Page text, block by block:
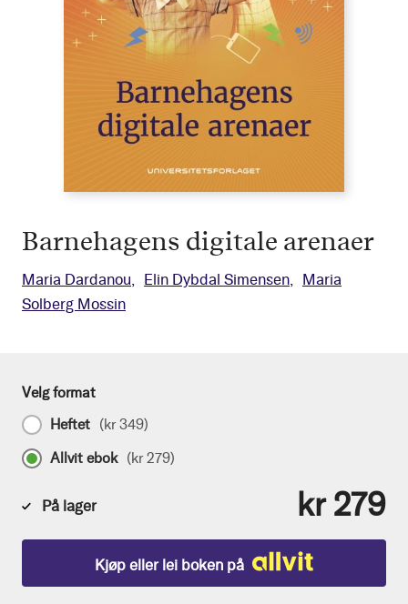
Barnehagens digitale arenaer
Maria Dardanou Elin Dybdal Simensen
Maria
Solberg Mossin
Velg format
Heftet (kr 349)
Allvit ebok (kr 279)
På lager kr 279
Kjøp eller lei boken på